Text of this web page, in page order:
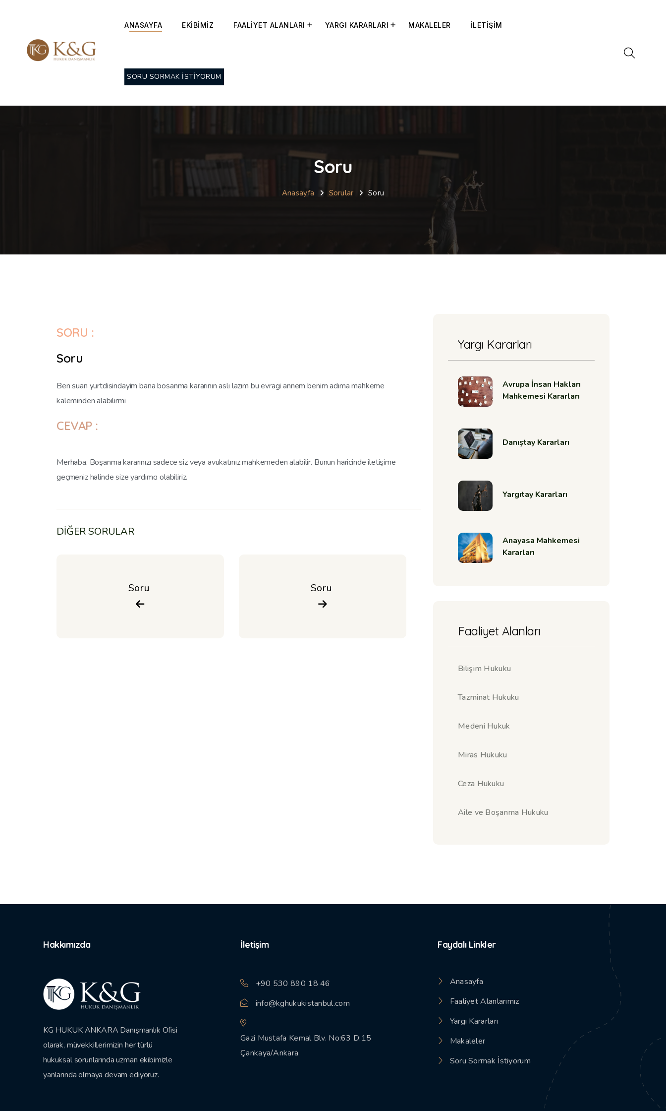
ANASAYFA EKİBİMİZ FAALİYET ALANLARI YARGI KARARLARI MAKALELER İLETİŞİM
SORU SORMAK İSTİYORUM
Soru
Anasayfa Sorular Soru
SORU :
Soru
Ben suan yurtdisindayim bana bosanma kararının aslı lazım bu evragi annem benim adıma mahkeme
kaleminden alabilirmi
CEVAP :
Merhaba. Boşanma kararınızı sadece siz veya avukatınız mahkemeden alabilir. Bunun haricinde iletişime
geçmeniz halinde size yardımcı olabiliriz.
DİĞER SORULAR
Soru Soru
Yargı Kararları
Avrupa İnsan Hakları
Mahkemesi Kararları
Danıştay Kararları
Yargıtay Kararları
Anayasa Mahkemesi
Kararları
Faaliyet Alanları
Bilişim Hukuku
Tazminat Hukuku
Medeni Hukuk
Miras Hukuku
Ceza Hukuku
Aile ve Boşanma Hukuku
Hakkımızda
KG HUKUK ANKARA Danışmanlık Ofisi
olarak, müvekkillerimizin her türlü
hukuksal sorunlarında uzman ekibimizle
yanlarında olmaya devam ediyoruz.
İletişim
+90 530 890 18 46
info@kghukukistanbul.com
Gazi Mustafa Kemal Blv. No:63 D:15
Çankaya/Ankara
Faydalı Linkler
Anasayfa
Faaliyet Alanlarımız
Yargı Kararları
Makaleler
Soru Sormak İstiyorum